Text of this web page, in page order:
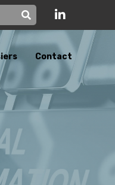
Contact